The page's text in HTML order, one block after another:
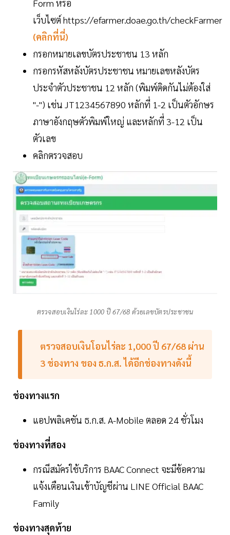
Form หรือ
เว็บไซต์ https://efarmer.doae.go.th/checkFarmer
(คลิกที่นี่)
กรอกหมายเลขบัตรประชาชน 13 หลัก
กรอกรหัสหลังบัตรประชาชน หมายเลขหลังบัตร
ประจำตัวประชาชน 12 หลัก (พิมพ์ติดกันไม่ต้องใส่
"-") เช่น JT1234567890 หลักที่ 1-2 เป็นตัวอักษร
ภาษาอังกฤษตัวพิมพ์ใหญ่ และหลักที่ 3-12 เป็น
ตัวเลข
คลิกตรวจสอบ
ตรวจสอบเงินไร่ละ 1000 ปี 67/68 ด้วยเลขบัตรประชาชน
ตรวจสอบเงินโอนไร่ละ 1,000 ปี 67/68 ผ่าน
3 ช่องทาง ของ ธ.ก.ส. ได้อีกช่องทางดังนี้
ช่องทางแรก
แอปพลิเคชัน ธ.ก.ส. A-Mobile ตลอด 24 ชั่วโมง
ช่องทางที่สอง
กรณีสมัครใช้บริการ BAAC Connect จะมีข้อความ
แจ้งเตือนเงินเข้าบัญชีผ่าน LINE Official BAAC
Family
ช่องทางสุดท้าย